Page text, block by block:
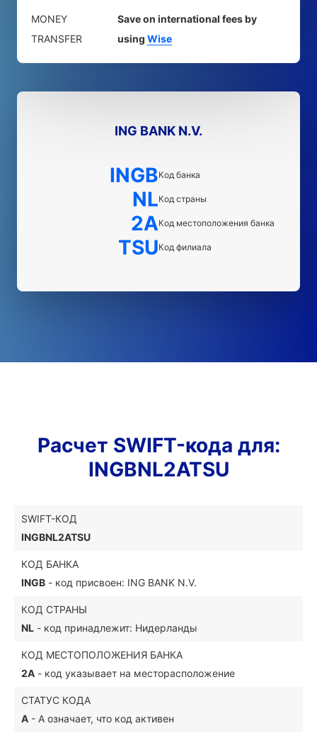
MONEY
TRANSFER
Save on international fees by
using Wise
ING BANK N.V.
INGBКод банка
NLКод страны
2AКод местоположения банка
TSUКод филиала
Расчет SWIFT-кода для:
INGBNL2ATSU
SWIFT-КОД
INGBNL2ATSU
КОД БАНКА
INGB - код присвоен: ING BANK N.V.
КОД СТРАНЫ
NL - код принадлежит: Нидерланды
КОД МЕСТОПОЛОЖЕНИЯ БАНКА
2A - код указывает на месторасположение
СТАТУС КОДА
A - A означает, что код активен